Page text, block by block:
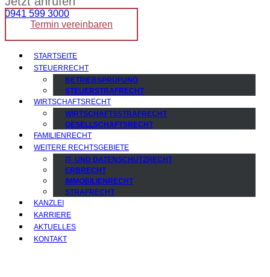
0941 599 3000
Termin vereinbaren
STARTSEITE
STEUERRECHT
BETRIEBSPRÜFUNG
STEUERSTRAFRECHT
WIRTSCHAFTSRECHT
WIRTSCHAFTSSTRAFRECHT
GESELLSCHAFTSRECHT
FAMILIENRECHT
WEITERE RECHTSGEBIETE
IT- UND DATENSCHUTZRECHT
ERBRECHT
IMMOBILIENRECHT
STRAFRECHT
KANZLEI
KARRIERE
AKTUELLES
KONTAKT